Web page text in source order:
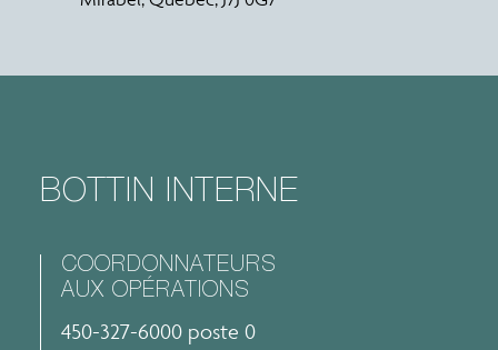
BOTTIN INTERNE
COORDONNATEURS
AUX OPÉRATIONS
450-327-6000 poste 0